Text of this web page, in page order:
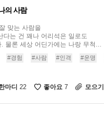
의 사람
맞는 사람을
다는 건 꽤나 어리석은 일로도
. 물론 세상 어딘가에는 나랑 무척...
#경험 #사람 #인격 #운명
마디 22 좋아요 7 모으기